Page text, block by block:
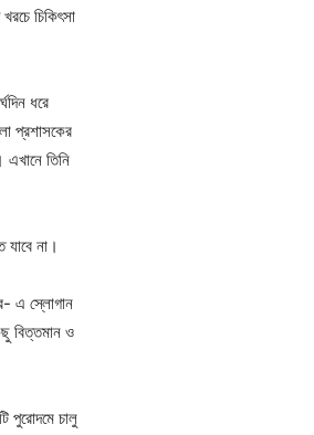
চিকিৎসা
ধরে
প্রশাসকের
তিনি
না।
এ স্লোগান
বিত্তমান ও
পুরোদমে চালু